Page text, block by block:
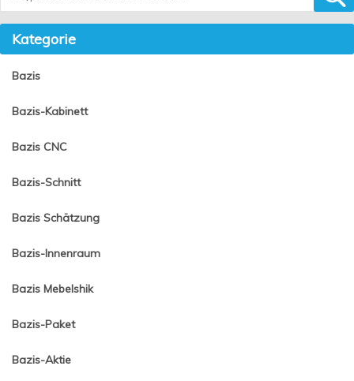
Kategorie
Bazis
Bazis-Kabinett
Bazis CNC
Bazis-Schnitt
Bazis Schätzung
Bazis-Innenraum
Bazis Mebelshik
Bazis-Paket
Bazis-Aktie